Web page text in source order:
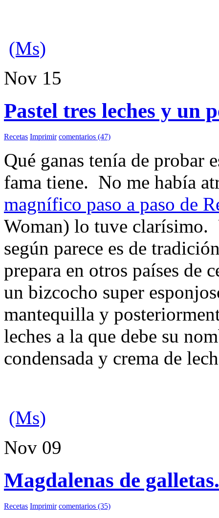
(Ms)
Nov 15
Pastel tres leches y un
Recetas Imprimir comentarios (47)
Qué ganas tenía de probar
fama tiene. No me había
magnífico paso a paso de
Woman) lo tuve clarísimo.
según parece es de
prepara en otros países de
un bizcocho super
mantequilla y
leches a la que debe su
condensada y crema de
(Ms)
Nov 09
Magdalenas de galletas.
Recetas Imprimir comentarios (35)